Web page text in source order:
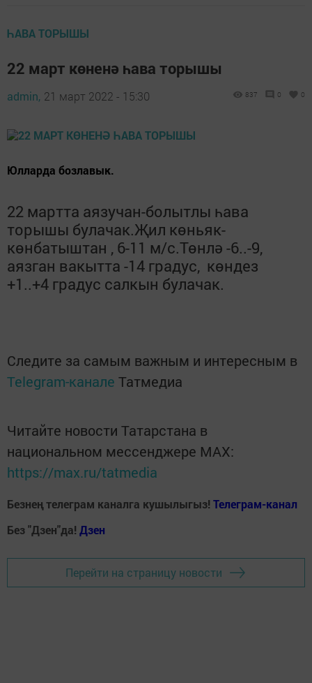
ҺАВА ТОРЫШЫ
22 март көненә һава торышы
admin, 21 март 2022 - 15:30 837 0 0
Юлларда бозлавык.
22 мартта аязучан-болытлы һава
торышы булачак.Җил көньяк-
көнбатыштан , 6-11 м/с.Төнлә -6..-9,
аязган вакытта -14 градус, көндез
+1..+4 градус салкын булачак.
Следите за самым важным и интересным в
Telegram-канале Татмедиа
Читайте новости Татарстана в
национальном мессенджере MАХ:
https://max.ru/tatmedia
Безнең телеграм каналга кушылыгыз! Телеграм-канал
Без "Дзен"да! Дзен
Перейти на страницу новости